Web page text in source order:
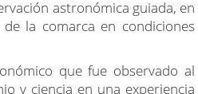
ha sido financiado con fondos
Cultural La Serena”,
Turismo, de la Diputación de
por la estrategia regional
parte.